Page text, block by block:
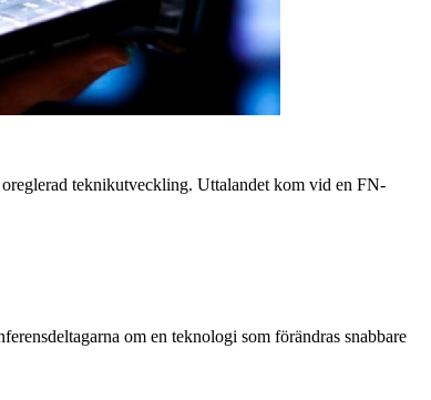
teknikutveckling. Uttalandet kom vid en FN-
om en teknologi som förändras snabbare